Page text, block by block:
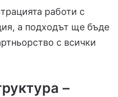
работи с
а подходът ще бъде
с всички
–